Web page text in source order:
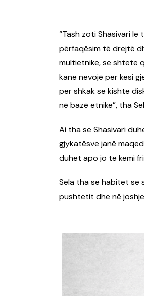
“Tash zoti Shasivari
përfaqësim të drejtë
multietnike, se shtete
kanë nevojë për kësi
për shkak se kishte
në bazë etnike”, tha
Ai tha se Shasivari
gjykatësve janë
duhet apo jo të kemi
Sela tha se habitet se
pushtetit dhe në